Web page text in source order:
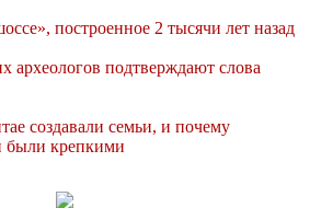
построенное 2 тысячи лет назад
археологов подтверждают слова
создавали семьи, и почему
были крепкими